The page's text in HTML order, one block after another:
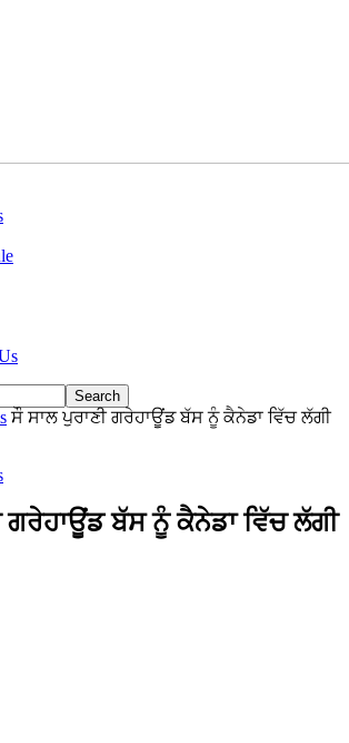
ਸੌ ਸਾਲ ਪੁਰਾਣੀ ਗਰੇਹਾਊਂਡ ਬੱਸ ਨੂੰ ਕੈਨੇਡਾ ਵਿੱਚ ਲੱਗੀ
ਗਰੇਹਾਊਂਡ ਬੱਸ ਨੂੰ ਕੈਨੇਡਾ ਵਿੱਚ ਲੱਗੀ